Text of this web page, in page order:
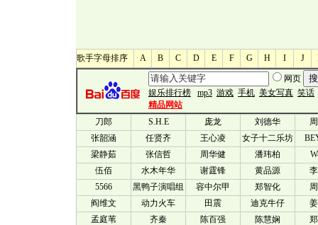
歌手字母排序 A B C D E F G H I J
刀郎 S.H.E 庞龙 刘德华
张韶涵
任贤齐 王心凌 女子十二乐坊
梁静茹
张信哲 周华健 潘玮柏
伍佰
水木年华 谢霆锋 黄品源
5566
黑鸭子演唱组 容中尔甲 郑智化
阎维文
动力火车 田震 迪克牛仔
孟庭苇
齐秦 陈百强 陈慧娴